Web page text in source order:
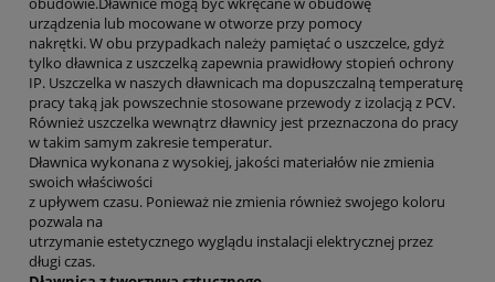
urządzenia lub mocowane w otworze przy pomocy
nakrętki. W obu przypadkach należy pamiętać o uszczelce, gdyż
tylko dławnica z uszczelką zapewnia prawidłowy stopień ochrony
IP. Uszczelka w naszych dławnicach ma dopuszczalną temperaturę
pracy taką jak powszechnie stosowane przewody z izolacją z PCV.
Również uszczelka wewnątrz dławnicy jest przeznaczona do pracy
w takim samym zakresie temperatur.
Dławnica wykonana z wysokiej, jakości materiałów nie zmienia
swoich właściwości
z upływem czasu. Ponieważ nie zmienia również swojego koloru
pozwala na
utrzymanie estetycznego wyglądu instalacji elektrycznej przez
długi czas.